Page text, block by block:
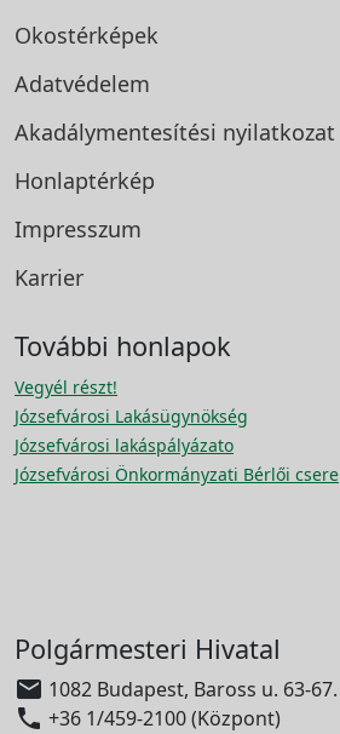
Okostérképek
Adatvédelem
Akadálymentesítési nyilatkozat
Honlaptérkép
Impresszum
Karrier
További honlapok
Vegyél részt!
Józsefvárosi Lakásügynökség
Józsefvárosi lakáspályázato
Józsefvárosi Önkormányzati Bérlői csere
Polgármesteri Hivatal
 1082 Budapest, Baross u. 63-67.
 +36 1/459-2100 (Központ)